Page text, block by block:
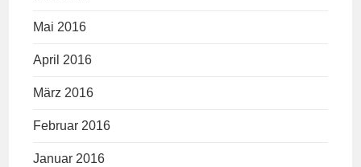
Mai 2016
April 2016
März 2016
Februar 2016
Januar 2016